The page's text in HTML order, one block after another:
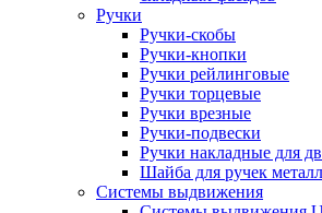
Ручки
Ручки-скобы
Ручки-кнопки
Ручки рейлинговые
Ручки торцевые
Ручки врезные
Ручки-подвески
Ручки накладные для
Шайба для ручек
Системы выдвижения